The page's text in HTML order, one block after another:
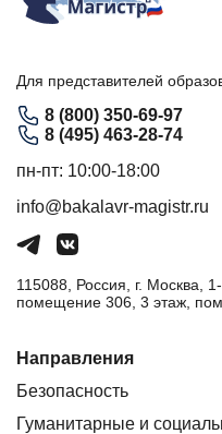
Для представителей
8 (800) 350-69-97
8 (495) 463-28-74
пн-пт: 10:00-18:00
info@bakalavr-magistr.ru
115088, Россия, г. Москва,
помещение 306, 3 этаж,
Направления
Безопасность
Гуманитарные и